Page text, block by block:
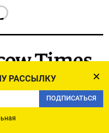
РАССЫЛКУ
ПОДПИСАТЬСЯ
РУССКАЯ СЛУЖБА